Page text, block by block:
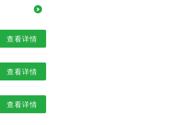
查看详情
查看详情
查看详情